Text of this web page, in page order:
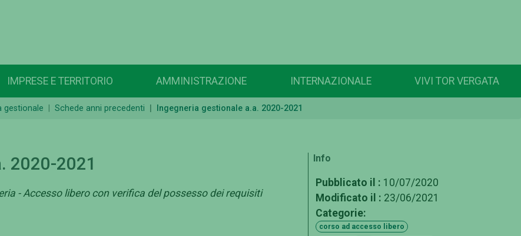
IMPRESE E TERRITORIO AMMINISTRAZIONE INTERNAZIONALE VIVI TOR VERGATA
gestionale Schede anni precedenti Ingegneria gestionale a.a. 2020-2021
2020-2021
- Accesso libero con verifica del possesso dei requisiti
Info
Pubblicato il : 10/07/2020
Modificato il : 23/06/2021
Categorie:
corso ad accesso libero